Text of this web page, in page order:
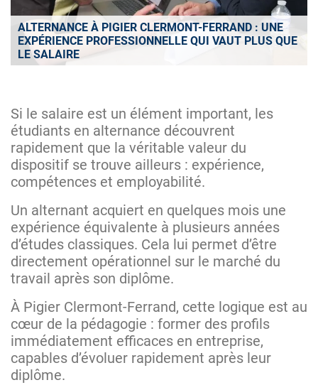
ALTERNANCE À PIGIER CLERMONT-FERRAND : UNE
EXPÉRIENCE PROFESSIONNELLE QUI VAUT PLUS QUE
LE SALAIRE
Si le salaire est un élément important, les
étudiants en alternance découvrent
rapidement que la véritable valeur du
dispositif se trouve ailleurs : expérience,
compétences et employabilité.
Un alternant acquiert en quelques mois une
expérience équivalente à plusieurs années
d’études classiques. Cela lui permet d’être
directement opérationnel sur le marché du
travail après son diplôme.
À Pigier Clermont-Ferrand, cette logique est au
cœur de la pédagogie : former des profils
immédiatement efficaces en entreprise,
capables d’évoluer rapidement après leur
diplôme.